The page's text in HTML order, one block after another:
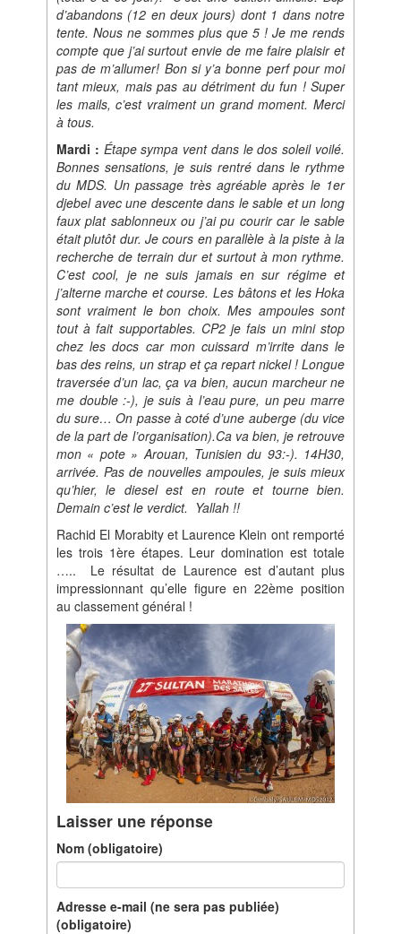
d’abandons (12 en deux jours) dont 1 dans notre
tente. Nous ne sommes plus que 5 ! Je me rends
compte que j’ai surtout envie de me faire plaisir et
pas de m’allumer! Bon si y’a bonne perf pour moi
tant mieux, mais pas au détriment du fun ! Super
les mails, c’est vraiment un grand moment. Merci
à tous.
Mardi : Étape sympa vent dans le dos soleil voilé.
Bonnes sensations, je suis rentré dans le rythme
du MDS. Un passage très agréable après le 1er
djebel avec une descente dans le sable et un long
faux plat sablonneux ou j’ai pu courir car le sable
était plutôt dur. Je cours en parallèle à la piste à la
recherche de terrain dur et surtout à mon rythme.
C’est cool, je ne suis jamais en sur régime et
j’alterne marche et course. Les bâtons et les Hoka
sont vraiment le bon choix. Mes ampoules sont
tout à fait supportables. CP2 je fais un mini stop
chez les docs car mon cuissard m’irrite dans le
bas des reins, un strap et ça repart nickel ! Longue
traversée d’un lac, ça va bien, aucun marcheur ne
me double :-), je suis à l’eau pure, un peu marre
du sure… On passe à coté d’une auberge (du vice
de la part de l’organisation).Ca va bien, je retrouve
mon « pote » Arouan, Tunisien du 93:-). 14H30,
arrivée. Pas de nouvelles ampoules, je suis mieux
qu’hier, le diesel est en route et tourne bien.
Demain c’est le verdict. Yallah !!
Rachid El Morabity et Laurence Klein ont remporté
les trois 1ère étapes. Leur domination est totale
….. Le résultat de Laurence est d’autant plus
impressionnant qu’elle figure en 22ème position
au classement général !
Laisser une réponse
Nom (obligatoire)
Adresse e-mail (ne sera pas publiée)
(obligatoire)